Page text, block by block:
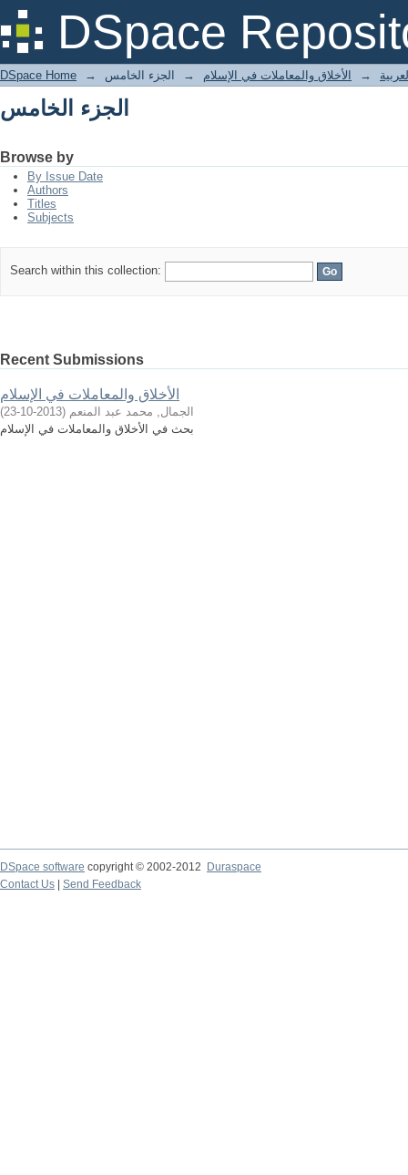
DSpace
الجزء الخامس
DSpace Home → → الأخلاق والمعاملات في الإسلام → الجزء الخامس
الجزء الخامس
Browse by
By Issue Date
Authors
Titles
Subjects
Search within this collection:
Recent Submissions
الأخلاق والمعاملات في الإسلام
الجمال, محمد عبد المنعم (
2013-10-23
)
بحث في الأخلاق والمعاملات في الإسلام
DSpace software copyright © 2002-2012
Duraspace
Contact Us
Send Feedback